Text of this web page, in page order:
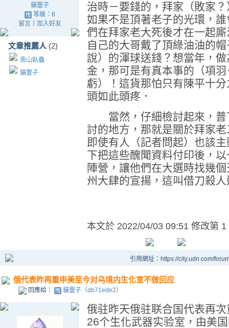
貓靈子
等級：8
留言｜ 加入好友
文章推薦人 (2)
南山臥蟲
貓靈子
治時－要錢的，拜家（敗家
如果不是頂著老子的光環，
們在拜家老大死後才在一起
自己的大哥戴了頂綠油油的
說）的渾球送錢？想當年，
金，那可是有真本事的（項
虧）！這貨那怕只有陳平十
頭如此頭疼．
當然，仔細檢討起來，普
討的地方，那就是關於拜家
即使有人（記者問起）也該
下把這些醜聞資料付印後，
陣營，讓他們在大選時找幾
州大肆的宣揚，這叫借刀殺
本文於 2022/04/03 09:51 修改第 1
引用網址：https://city.udn.com/
俄代表昨再重申美至今对乌境内生化室不做回应
回應給： 貓靈子（db71ede2）
俄驻昨天俄驻联合国代表再
26个生化武器实验室，由美